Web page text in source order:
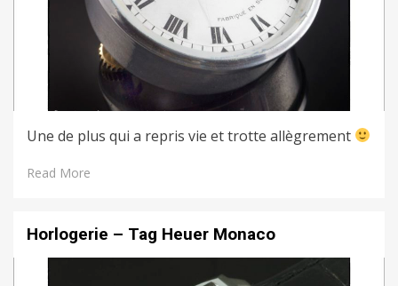
Une de plus qui a repris vie et trotte allègrement
Read More
Horlogerie – Tag Heuer Monaco